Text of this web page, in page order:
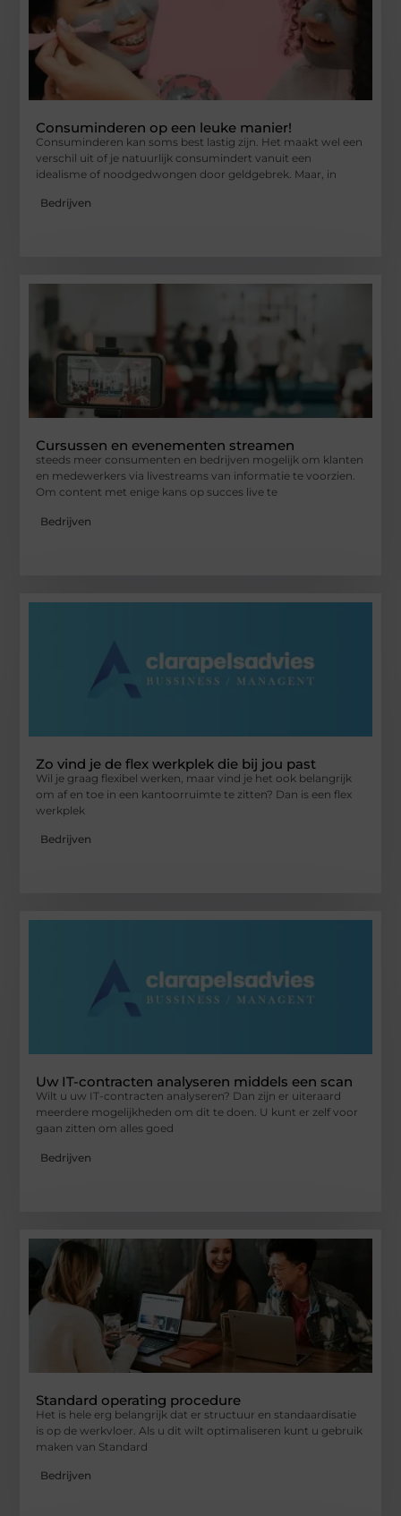
Consuminderen op een leuke manier!
Consuminderen kan soms best lastig zijn. Het maakt wel een
verschil uit of je natuurlijk consumindert vanuit een
idealisme of noodgedwongen door geldgebrek. Maar, in
Bedrijven
Cursussen en evenementen streamen
steeds meer consumenten en bedrijven mogelijk om klanten
en medewerkers via livestreams van informatie te voorzien.
Om content met enige kans op succes live te
Bedrijven
Zo vind je de flex werkplek die bij jou past
Wil je graag flexibel werken, maar vind je het ook belangrijk
om af en toe in een kantoorruimte te zitten? Dan is een flex
werkplek
Bedrijven
Uw IT-contracten analyseren middels een scan
Wilt u uw IT-contracten analyseren? Dan zijn er uiteraard
meerdere mogelijkheden om dit te doen. U kunt er zelf voor
gaan zitten om alles goed
Bedrijven
Standard operating procedure
Het is hele erg belangrijk dat er structuur en standaardisatie
is op de werkvloer. Als u dit wilt optimaliseren kunt u gebruik
maken van Standard
Bedrijven